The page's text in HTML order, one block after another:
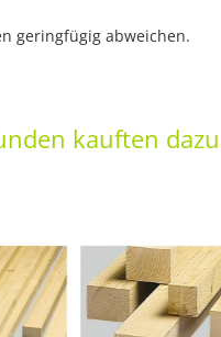
geringfügig abweichen.
kauften